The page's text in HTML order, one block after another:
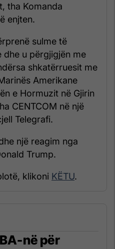
tha Komanda
enjten.
sulme të
dhe u përgjigjën me
shkatërruesit me
Amerikane
e Hormuzit në Gjirin
CENTCOM në një
Telegrafi.
një reagim nga
Trump.
klikoni KËTU.
në për